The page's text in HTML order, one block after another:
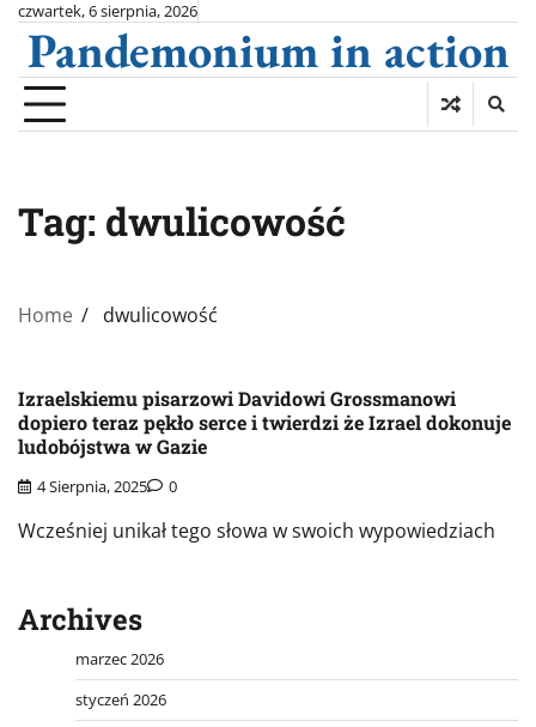
Skip
content
czwartek, 6 sierpnia, 2026
Pandemonium in action
Tag: dwulicowość
Home dwulicowość
Izraelskiemu pisarzowi Davidowi Grossmanowi
dopiero teraz pękło serce i twierdzi że Izrael dokonuje
ludobójstwa w Gazie
4 Sierpnia, 2025 0
Wcześniej unikał tego słowa w swoich wypowiedziach
Archives
marzec 2026
styczeń 2026